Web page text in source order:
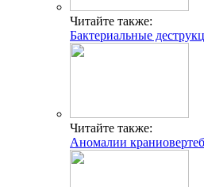
Читайте также:
Бактериальные
Читайте также:
Аномалии